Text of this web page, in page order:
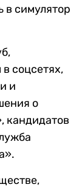
в симулятор
соцсетях,
и
о
кандидатов